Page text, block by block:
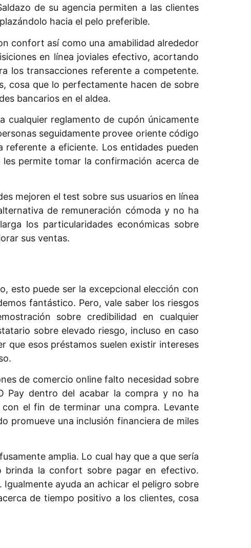
de su agencia permiten a las clientes
hacia el pelo preferible.
confort así­ como una amabilidad alrededor
en línea joviales efectivo, acortando
los transacciones referente a competente.
cosa que lo perfectamente hacen de sobre
bancarios en el aldea.
cualquier reglamento de cupón únicamente
seguidamente provee oriente código
a eficiente. Los entidades pueden
permite tomar la confirmación acerca de
mejoren el test sobre sus usuarios en línea
de remuneración cómoda y no ha
los particularidades económicas sobre
sus ventas.
esto puede ser la excepcional elección con
fantástico. Pero, vale saber los riesgos
sobre credibilidad en cualquier
sobre elevado riesgo, incluso en caso
que esos préstamos suelen existir intereses
de comercio online falto necesidad sobre
Pay dentro del acabar la compra y no ha
el fin de terminar una compra. Levante
promueve una inclusión financiera de miles
amplia. Lo cual hay que a que serí­a
brinda la confort sobre pagar en efectivo.
ayuda an achicar el peligro sobre
de tiempo positivo a los clientes, cosa